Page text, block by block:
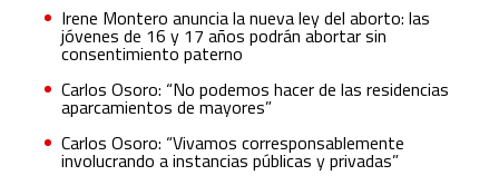
Irene Montero anuncia la nueva ley del aborto: las
jóvenes de 16 y 17 años podrán abortar sin
consentimiento paterno
Carlos Osoro: “No podemos hacer de las residencias
aparcamientos de mayores”
Carlos Osoro: “Vivamos corresponsablemente
involucrando a instancias públicas y privadas”